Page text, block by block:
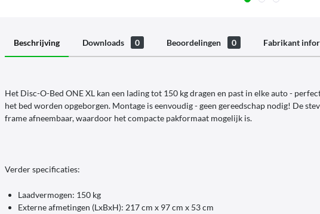
Beschrijving Downloads 0 Beoordelingen 0 Fabrikant
Het Disc-O-Bed ONE XL kan een lading tot 150 kg dragen en past in elke auto -
het bed worden opgeborgen. Montage is eenvoudig - geen gereedschap nodig! De
frame afneembaar, waardoor het compacte pakformaat mogelijk is.
Verder specificaties:
Laadvermogen: 150 kg
Externe afmetingen (LxBxH): 217 cm x 97 cm x 53 cm